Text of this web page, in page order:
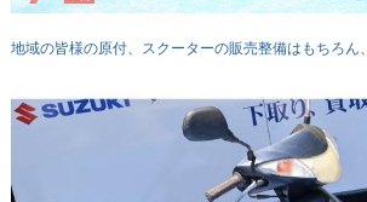
地域の皆様の原付、スクーターの販売整備はもちろん、